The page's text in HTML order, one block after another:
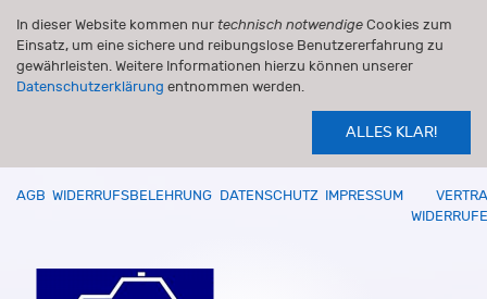
In dieser Website kommen nur technisch notwendige Cookies zum
Einsatz, um eine sichere und reibungslose Benutzererfahrung zu
gewährleisten. Weitere Informationen hierzu können unserer
Datenschutzerklärung entnommen werden.
ALLES KLAR!
AGB WIDERRUFSBELEHRUNG DATENSCHUTZ IMPRESSUM